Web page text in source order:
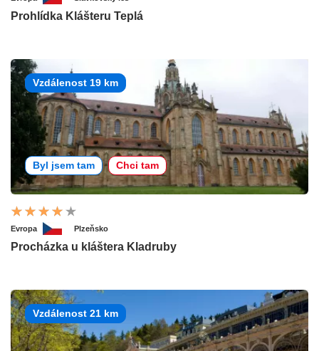
Prohlídka Klášteru Teplá
Vzdálenost 19 km
Byl jsem tam Chci tam
Evropa Plzeňsko
Procházka u kláštera Kladruby
Vzdálenost 21 km